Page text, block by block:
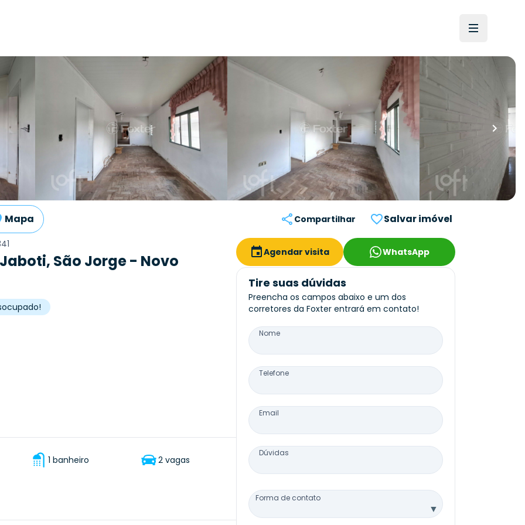
Mapa Compartilhar Salvar imóvel
São Jorge - Novo
1 banheiro 2 vagas
Agendar visita WhatsApp
Tire suas dúvidas
Preencha os campos abaixo e um dos
corretores da Foxter entrará em contato!
Nome
Telefone
Email
Dúvidas
Forma de contato
▼